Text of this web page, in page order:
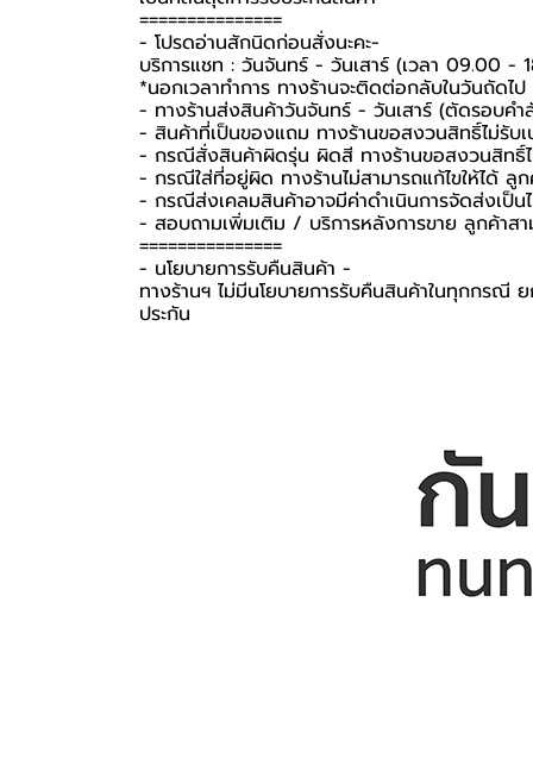
===============
-️ โปรดอ่านสักนิดก่อนสั่งนะคะ-️
บริการแชท : วันจันทร์ - วันเสาร์ (เวลา 09.00 -
*นอกเวลาทำการ ทางร้านจะติดต่อกลับในวันถัดไป
- ทางร้านส่งสินค้าวันจันทร์ - วันเสาร์ (ตัดรอบคำ
- สินค้าที่เป็นของแถม ทางร้านขอสงวนสิทธิ์ไม่รับ
- กรณีสั่งสินค้าผิดรุ่น ผิดสี ทางร้านขอสงวนสิทธิ์
- กรณีใส่ที่อยู่ผิด ทางร้านไม่สามารถแก้ไขให้ได้ ลู
- กรณีส่งเคลมสินค้าอาจมีค่าดำเนินการจัดส่งเป็
- สอบถามเพิ่มเติม / บริการหลังการขาย ลูกค้าสา
===============
-️ นโยบายการรับคืนสินค้า -️
ทางร้านฯ ไม่มีนโยบายการรับคืนสินค้าในทุกกรณี
ประกัน